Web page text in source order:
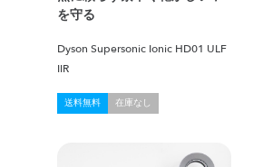
を守る
Dyson Supersonic Ionic HD01 ULF
IIR
送料無料 在庫なし